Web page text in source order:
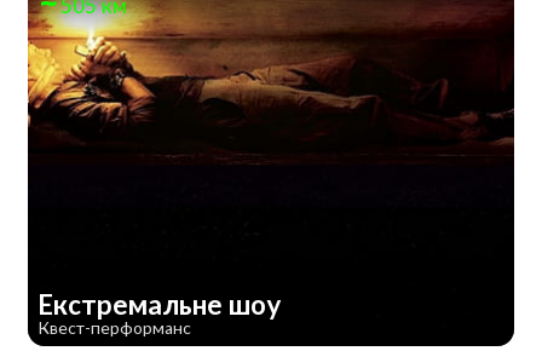
505 км
Екстремальне шоу
Квест-перформанс